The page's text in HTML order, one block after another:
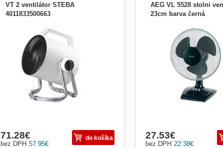
VT 2 ventilátor STEBA
4011833500663
Ventilátor, TUBE dizajn, unikátna
technológia vírenie, tryskové prúdenia
vzduchu, dosah prúdenia až 6 m, 2 úrovne
nastavenia, priemer: 18 cm, možnosť
natočenia -15 ° - 90 °, praktický stojanček,
mimoriadne efektívna cirkulácia vzduchu,
príkon 55 W
57.95€
bez DPH
71.28€ do košíka
AEG VL 5528 stolni
23cm barva černá
22.38€
bez DPH
27.53€